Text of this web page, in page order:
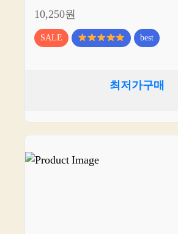
10,250원
SALE best
최저가구매